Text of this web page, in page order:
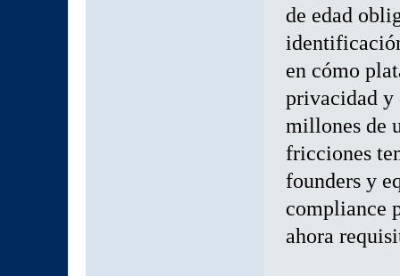
de edad
en cómo
privacidad y
millones de
fricciones
founders y
compliance
ahora